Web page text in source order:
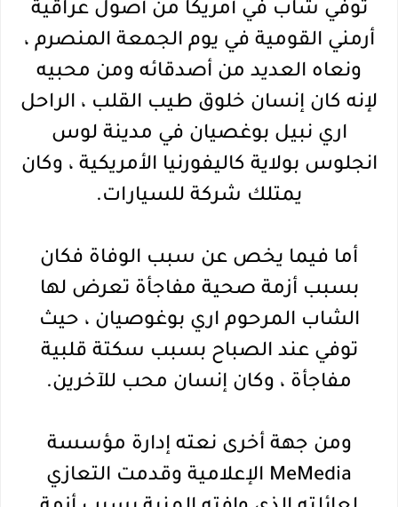
توفي شاب في أمريكا من أصول عراقية
أرمني القومية في يوم الجمعة المنصرم ،
ونعاه العديد من أصدقائه ومن محبيه
لإنه كان إنسان خلوق طيب القلب ، الراحل
اري نبيل بوغصيان في مدينة لوس
انجلوس بولاية كاليفورنيا الأمريكية ، وكان
يمتلك شركة للسيارات.
أما فيما يخص عن سبب الوفاة فكان
بسبب أزمة صحية مفاجأة تعرض لها
الشاب المرحوم اري بوغوصيان ، حيث
توفي عند الصباح بسبب سكتة قلبية
مفاجأة ، وكان إنسان محب للآخرين.
ومن جهة أخرى نعته إدارة مؤسسة
MeMedia الإعلامية وقدمت التعازي